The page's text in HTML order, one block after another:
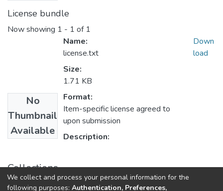
License bundle
Now showing 1 - 1 of 1
No
Thumbnail
Available
Name:
license.txt
Size:
1.71 KB
Format:
Item-specific license agreed to
upon submission
Description:
Down
load
Collections
E.P. Odontologia
We collect and process your personal information for the
following purposes: Authentication, Preferences,